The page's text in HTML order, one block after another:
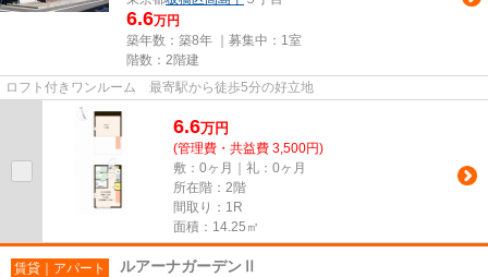
6.6万円
築年数：築8年 ｜募集中： 1室
階数：2階建
ロフト付きワンルーム 最寄駅から徒歩5分の好立地
6.6万円
(管理費・共益費 3,500円)
敷：0ヶ月｜礼：0ヶ月
所在階：2階
間取り：1R
面積：14.25㎡
賃貸｜アパート ルアーナガーデンⅡ